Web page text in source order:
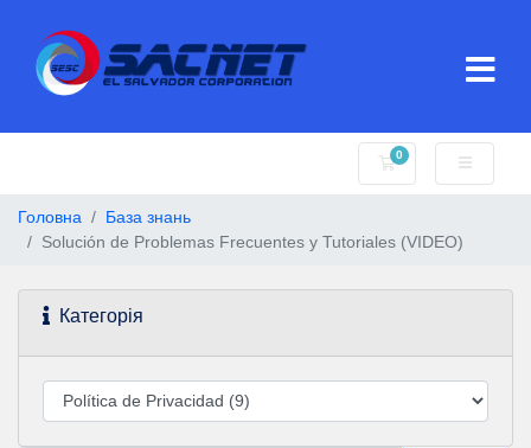
0
Кошик
Головна
База знань
Solución de Problemas Frecuentes y Tutoriales (VIDEO)
Категорія